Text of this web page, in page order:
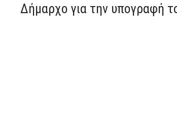
Δήμαρχο για την υπογραφή